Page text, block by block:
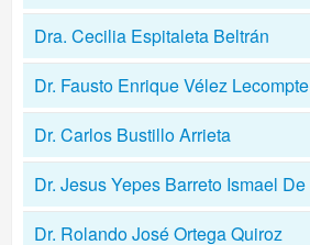
Dra. Cecilia Espitaleta Beltrán
Dr. Fausto Enrique Vélez Lecompte
Dr. Carlos Bustillo Arrieta
Dr. Jesus Yepes Barreto Ismael De
Dr. Rolando José Ortega Quiroz